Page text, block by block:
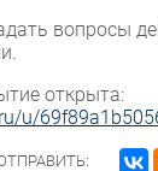
вопросы
открыта:
u/